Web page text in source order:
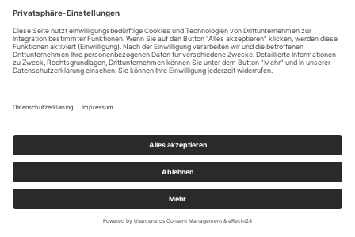
Impressum
AGB
Service
Cookie-Einstellungen Home Kontakt
© 2026 Naturstein Vonderhecken